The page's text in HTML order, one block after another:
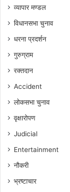
व्यापार मण्डल
विधानसभा चुनाव
धरना प्रदर्शन
गुरुग्राम
रक्तदान
Accident
लोकसभा चुनाव
वृक्षारोपण
Judicial
Entertainment
नौकरी
भ्रष्टाचार